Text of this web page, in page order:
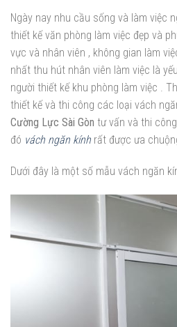
Ngày nay nhu cầu sống và làm việc
thiết kế văn phòng làm việc đẹp và
vực và nhân viên , không gian làm
nhất thu hút nhân viên làm việc là
người thiết kế khu phòng làm việc .
thiết kế và thi công các loại vách
Cường Lực Sài Gòn tư vấn và thi
đó vách ngăn kính rất được ưa
Dưới đây là một số mẫu vách ngăn